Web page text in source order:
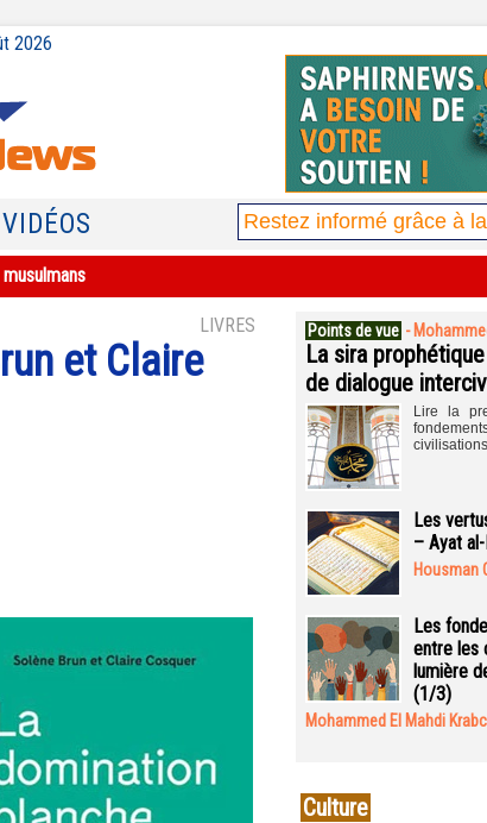
2026
| VIDÉOS
LIVRES
et Claire
Points de vue -
La sira
de dialogue
Lire la
Les
– Ayat
Housman
Les
entre les
lumière
(1/3)
Mohammed El Mahdi
Culture